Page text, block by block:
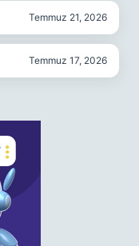
Temmuz 21, 2026
Temmuz 17, 2026